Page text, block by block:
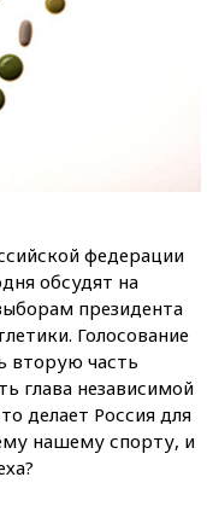
федерации
обсудят на
президента
Голосование
вторую часть
глава независимой
делает Россия для
нашему спорту, и